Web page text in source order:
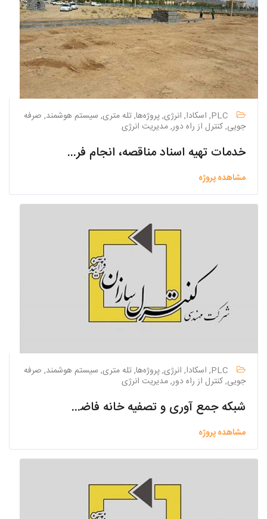
PLC, اسکادا, انرژی, پروژه‌ها, تله متری, سیستم هوشمند, صرفه
جویی, کنترل از راه دور, مدیریت انرژی
خدمات تهیه اسناد مناقصه، انجام فرآیند مناقصه و ارزیابی فنی پیمانکاران طرح و اجرا، نظارت عالیه و کارگاهی بر اجرای تصفیه خانه فاضلاب شهر نطنز
مشاهده پروژه
PLC, اسکادا, انرژی, پروژه‌ها, تله متری, سیستم هوشمند, صرفه
جویی, کنترل از راه دور, مدیریت انرژی
شبکه جمع آوری و تصفیه خانه فاضلاب زرند
مشاهده پروژه